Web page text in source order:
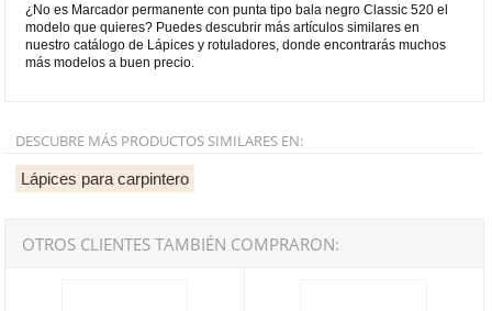
¿No es Marcador permanente con punta tipo bala negro Classic 520 el
modelo que quieres? Puedes descubrir más artículos similares en
nuestro catálogo de Lápices y rotuladores, donde encontrarás muchos
más modelos a buen precio.
DESCUBRE MÁS PRODUCTOS SIMILARES EN:
Lápices para carpintero
OTROS CLIENTES TAMBIÉN COMPRARON: